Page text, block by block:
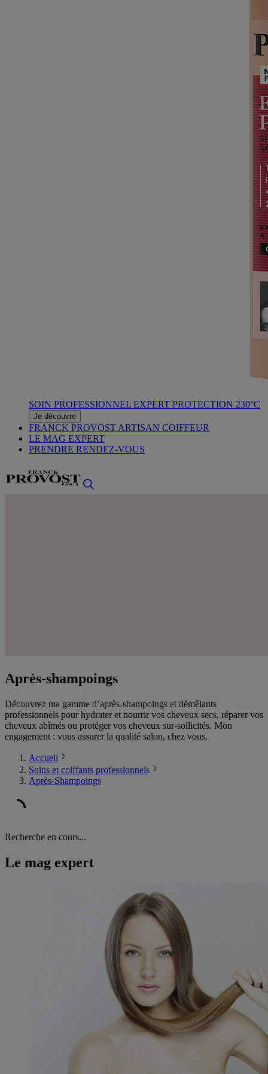
SOIN PROFESSIONNEL EXPERT PROTECTION 230°C
Je découvre
FRANCK PROVOST ARTISAN COIFFEUR
LE MAG EXPERT
PRENDRE RENDEZ-VOUS
Après-shampoings
Découvrez ma gamme d’après-shampoings et démêlants
professionnels pour hydrater et nourrir vos cheveux secs, réparer vos
cheveux abîmés ou protéger vos cheveux sur-sollicités. Mon
engagement : vous assurer la qualité salon, chez vous.
Accueil
Soins et coiffants professionnels
Après-Shampoings
Recherche en cours...
Le mag expert